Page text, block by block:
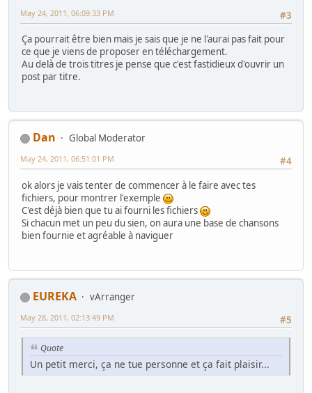
#3
May 24, 2011, 06:09:33 PM
Ça pourrait être bien mais je sais que je ne l'aurai pas fait pour
ce que je viens de proposer en téléchargement.
Au delà de trois titres je pense que c'est fastidieux d'ouvrir un
post par titre.
Dan
Global Moderator
#4
May 24, 2011, 06:51:01 PM
ok alors je vais tenter de commencer à le faire avec tes
fichiers, pour montrer l'exemple
C'est déjà bien que tu ai fourni les fichiers
Si chacun met un peu du sien, on aura une base de chansons
bien fournie et agréable à naviguer
EUREKA
vArranger
#5
May 28, 2011, 02:13:49 PM
Quote
Un petit merci, ça ne tue personne et ça fait plaisir...